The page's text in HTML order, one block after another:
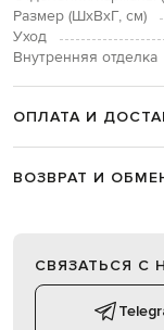
Размер (ШхВхГ, см)
Уход
Внутренняя отделка
ОПЛАТА И
ВОЗВРАТ И
СВЯЗАТЬСЯ С